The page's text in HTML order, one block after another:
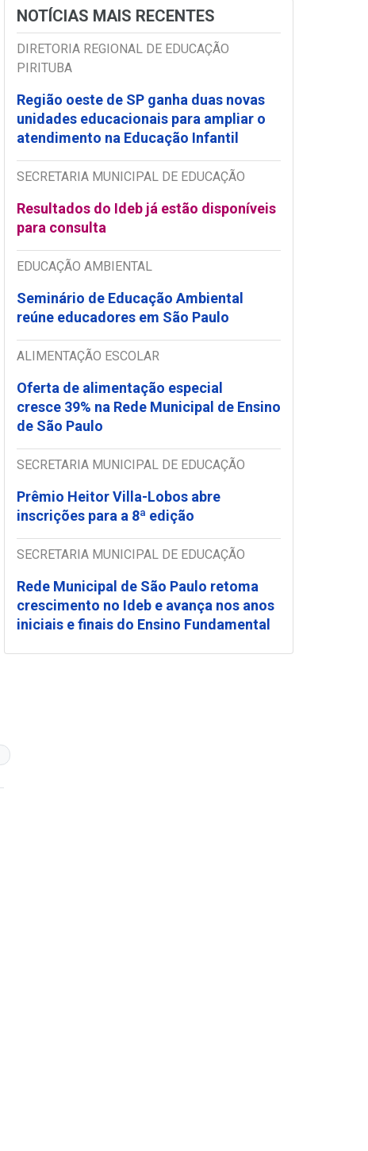
NOTÍCIAS MAIS RECENTES
DIRETORIA REGIONAL DE EDUCAÇÃO
PIRITUBA
Região oeste de SP ganha duas novas
unidades educacionais para ampliar o
atendimento na Educação Infantil
SECRETARIA MUNICIPAL DE EDUCAÇÃO
Resultados do Ideb já estão disponíveis
para consulta
EDUCAÇÃO AMBIENTAL
Seminário de Educação Ambiental
reúne educadores em São Paulo
ALIMENTAÇÃO ESCOLAR
Oferta de alimentação especial
cresce 39% na Rede Municipal de Ensino
de São Paulo
SECRETARIA MUNICIPAL DE EDUCAÇÃO
Prêmio Heitor Villa-Lobos abre
inscrições para a 8ª edição
SECRETARIA MUNICIPAL DE EDUCAÇÃO
Rede Municipal de São Paulo retoma
crescimento no Ideb e avança nos anos
iniciais e finais do Ensino Fundamental